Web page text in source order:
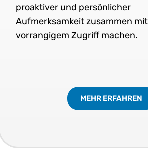
proaktiver und persönlicher
Aufmerksamkeit zusammen mit
vorrangigem Zugriff machen.
MEHR ERFAHREN